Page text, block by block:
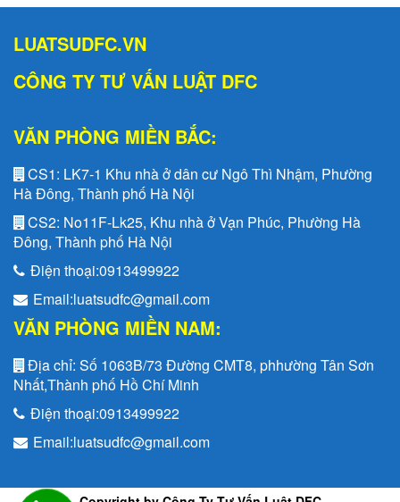
LUATSUDFC.VN
CÔNG TY TƯ VẤN LUẬT DFC
VĂN PHÒNG MIỀN BẮC:
CS1: LK7-1 Khu nhà ở dân cư Ngô Thì Nhậm, Phường
Hà Đông, Thành phố Hà Nội
CS2: No11F-Lk25, Khu nhà ở Vạn Phúc, Phường Hà
Đông, Thành phố Hà Nội
Điện thoại:0913499922
Email:luatsudfc@gmail.com
VĂN PHÒNG MIỀN NAM:
Địa chỉ: Số 1063B/73 Đường CMT8, phhường Tân Sơn
Nhất,Thành phố Hồ Chí Minh
Điện thoại:0913499922
Email:luatsudfc@gmail.com